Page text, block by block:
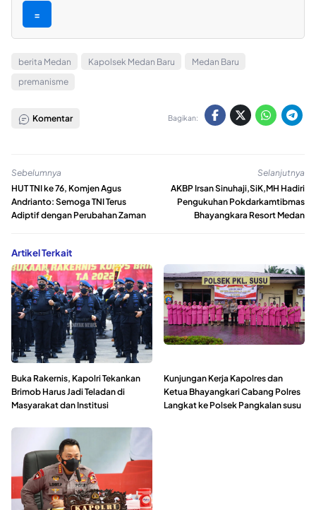
=
berita Medan Kapolsek Medan Baru
Medan Baru
premanisme
Komentar Bagikan:
Sebelumnya
HUT TNI ke 76, Komjen Agus
Andrianto: Semoga TNI Terus
Adiptif dengan Perubahan Zaman
Selanjutnya
AKBP Irsan Sinuhaji,SiK,MH Hadiri
Pengukuhan Pokdarkamtibmas
Bhayangkara Resort Medan
Artikel Terkait
Buka Rakernis, Kapolri Tekankan
Brimob Harus Jadi Teladan di
Masyarakat dan Institusi
Kunjungan Kerja Kapolres dan
Ketua Bhayangkari Cabang Polres
Langkat ke Polsek Pangkalan susu